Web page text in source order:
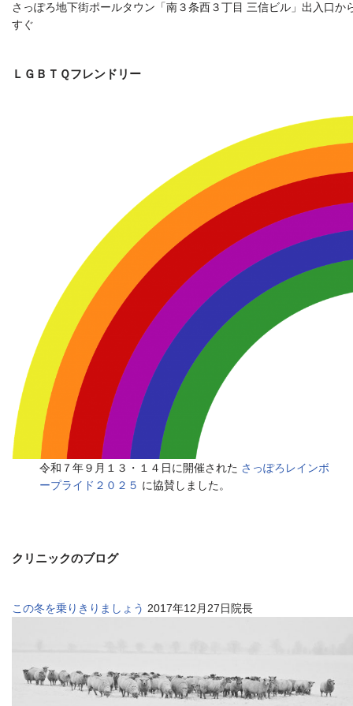
さっぽろ地下街ポールタウン「南３条西３丁目 三信ビル」出入口か
すぐ
ＬＧＢＴＱフレンドリー
令和７年９月１３・１４日に開催された さっぽろレインボ
ープライド２０２５ に協賛しました。
クリニックのブログ
この冬を乗りきりましょう 2017年12月27日院長